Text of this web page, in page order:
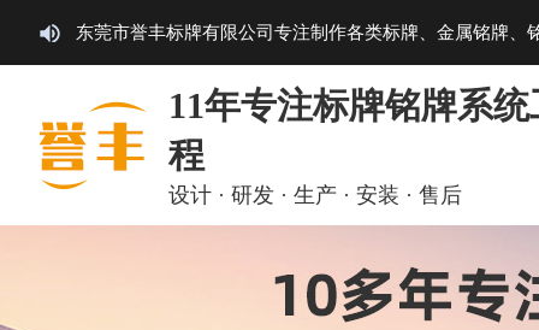
东莞市誉丰标牌有限公司专注制作各类标牌、金属铭牌、
11年专注标牌铭牌系统
程
设计 · 研发 · 生产 · 安装 · 售后